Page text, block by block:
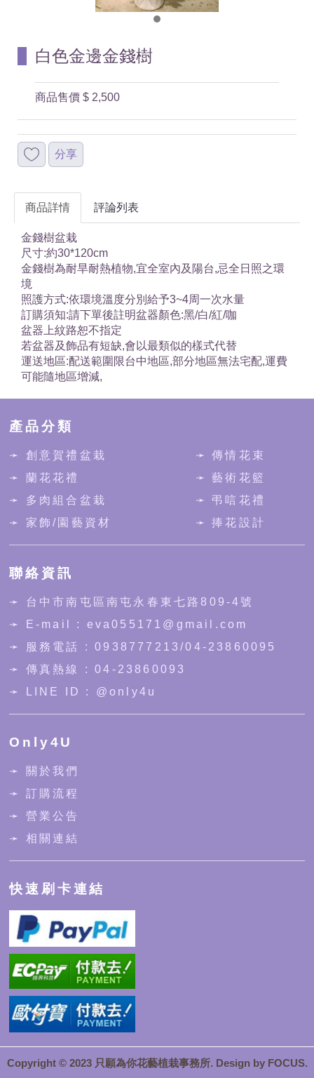
白色金邊金錢樹
商品售價 $ 2,500
分享
商品詳情 評論列表
金錢樹盆栽
尺寸:約30*120cm
金錢樹為耐旱耐熱植物,宜全室內及陽台,忌全日照之環
境
照護方式:依環境溫度分別給予3~4周一次水量
訂購須知:請下單後註明盆器顏色:黑/白/紅/咖
盆器上紋路恕不指定
若盆器及飾品有短缺,會以最類似的樣式代替
運送地區:配送範圍限台中地區,部分地區無法宅配,運費
可能隨地區增減,
產品分類
➛ 創意賀禮盆栽
➛ 蘭花花禮
➛ 多肉組合盆栽
➛ 家飾/園藝資材
➛ 傳情花束
➛ 藝術花籃
➛ 弔唁花禮
➛ 捧花設計
聯絡資訊
➛ 台中市南屯區南屯永春東七路809-4號
➛ E-mail : eva055171@gmail.com
➛ 服務電話 :0938777213/04-23860095
➛ 傳真熱線 : 04-23860093
➛ LINE ID : @only4u
Only4U
➛ 關於我們
➛ 訂購流程
➛ 營業公告
➛ 相關連結
快速刷卡連結
Copyright © 2023 只願為你花藝植栽事務所. Design by FOCUS.